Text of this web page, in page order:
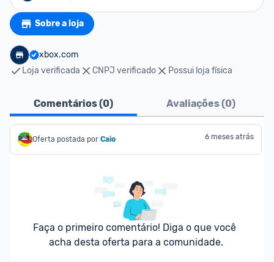
Sobre a loja
xbox.com
Loja verificada
CNPJ verificado Possui loja física
Comentários (0) Avaliações (0)
Oferta postada por Caio 6 meses atrás
Faça o primeiro comentário! Diga o que você
acha desta oferta para a comunidade.